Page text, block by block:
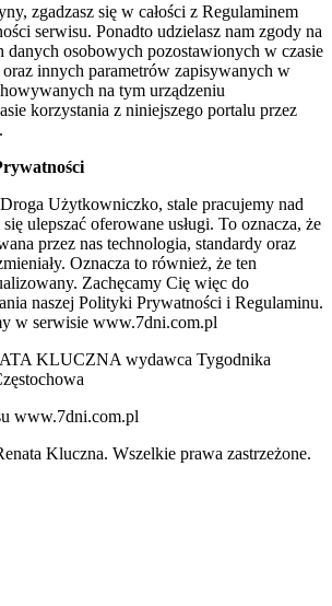
zgadzasz się w całości z Regulaminem
serwisu. Ponadto udzielasz nam zgody na
danych osobowych pozostawionych w czasie
innych parametrów zapisywanych w
na tym urządzeniu
korzystania z niniejszego portalu przez
Użytkowniczko, stale pracujemy nad
ulepszać oferowane usługi. To oznacza, że
przez nas technologia, standardy oraz
Oznacza to również, że ten
Zachęcamy Cię więc do
naszej Polityki Prywatności i Regulaminu.
w serwisie www.7dni.com.pl
KLUCZNA wydawca Tygodnika
www.7dni.com.pl
Kluczna. Wszelkie prawa zastrzeżone.